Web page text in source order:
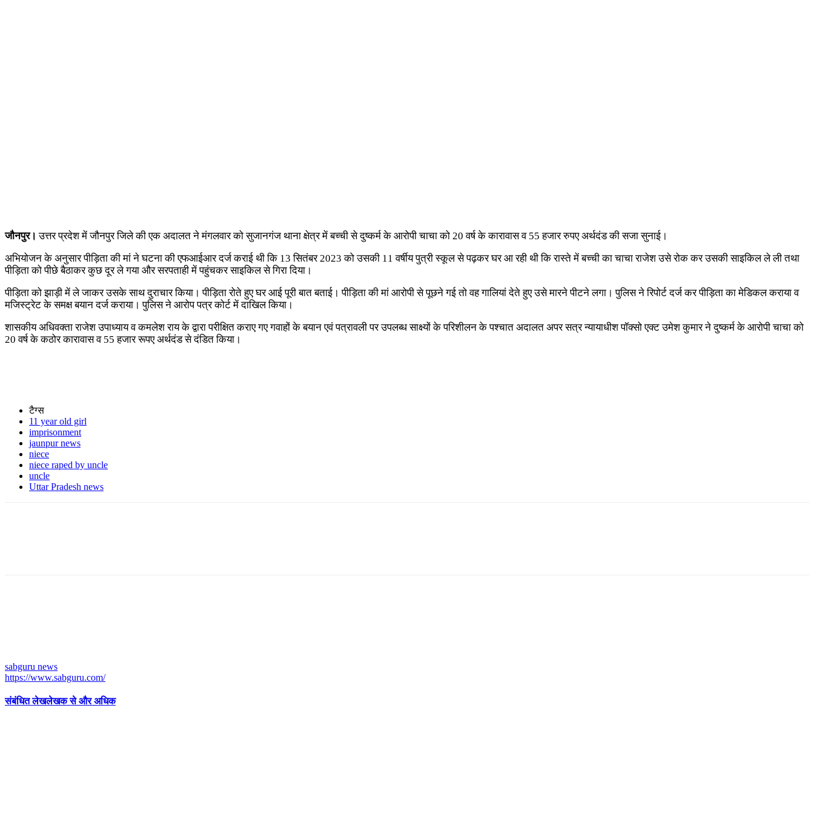
जौनपुर। उत्तर प्रदेश में जौनपुर जिले की एक अदालत ने मंगलवार को सुजानगंज थाना क्षेत्र में बच्ची से दुष्कर्म के आरोपी चाचा को 20 वर्ष के कारावास व 55 हजार रुपए अर्थदंड की सजा सुनाई।
अभियोजन के अनुसार पीड़िता की मां ने घटना की एफआईआर दर्ज कराई थी कि 13 सितंबर 2023 को उसकी 11 वर्षीय पुत्री स्कूल से पढ़कर घर आ रही थी कि रास्ते में बच्ची का चाचा राजेश उसे रोक कर उसकी साइकिल ले ली तथा
पीड़िता को पीछे बैठाकर कुछ दूर ले गया और सरपताही में पहुंचकर साइकिल से गिरा दिया।
पीड़िता को झाड़ी में ले जाकर उसके साथ दुराचार किया। पीड़िता रोते हुए घर आई पूरी बात बताई। पीड़िता की मां आरोपी से पूछने गई तो वह गालियां देते हुए उसे मारने पीटने लगा। पुलिस ने रिपोर्ट दर्ज कर पीड़िता का मेडिकल कराया व
मजिस्ट्रेट के समक्ष बयान दर्ज कराया। पुलिस ने आरोप पत्र कोर्ट में दाखिल किया।
शासकीय अधिवक्ता राजेश उपाध्याय व कमलेश राय के द्वारा परीक्षित कराए गए गवाहों के बयान एवं पत्रावली पर उपलब्ध साक्ष्यों के परिशीलन के पश्चात अदालत अपर सत्र न्यायाधीश पॉक्सो एक्ट उमेश कुमार ने दुष्कर्म के आरोपी चाचा को
20 वर्ष के कठोर कारावास व 55 हजार रूपए अर्थदंड से दंडित किया।
टैग्स
11 year old girl
imprisonment
jaunpur news
niece
niece raped by uncle
uncle
Uttar Pradesh news
sabguru news
https://www.sabguru.com/
संबंधित लेखलेखक से और अधिक